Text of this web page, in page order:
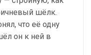
шёлк.
что её одну
он к ней в